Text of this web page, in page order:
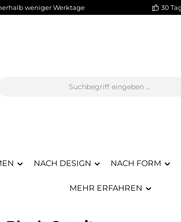
weniger Werktage 30
NACH DESIGN NACH FORM
MEHR ERFAHREN